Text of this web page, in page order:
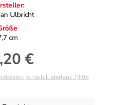
Ulbricht
cm
Preis:
€
ja nach Lieferland (Bitte